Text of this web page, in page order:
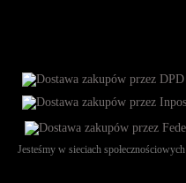
Jesteśmy w sieciach społecznościowych